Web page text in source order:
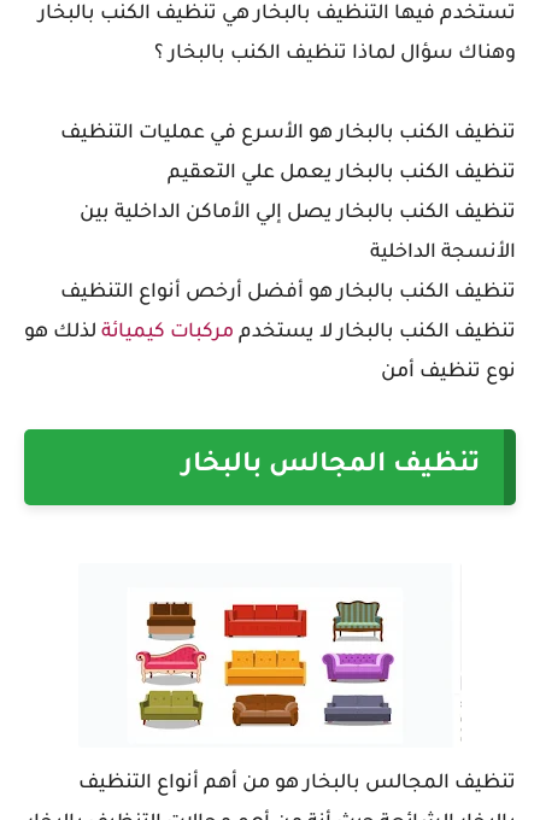
تستخدم فيها التنظيف بالبخار هي تنظيف الكنب بالبخار
وهناك سؤال لماذا تنظيف الكنب بالبخار ؟
تنظيف الكنب بالبخار هو الأسرع في عمليات التنظيف
تنظيف الكنب بالبخار يعمل علي التعقيم
تنظيف الكنب بالبخار يصل إلي الأماكن الداخلية بين
الأنسجة الداخلية
تنظيف الكنب بالبخار هو أفضل أرخص أنواع التنظيف
تنظيف الكنب بالبخار لا يستخدم مركبات كيميائة لذلك هو
نوع تنظيف أمن
تنظيف المجالس بالبخار
تنظيف المجالس بالبخار هو من أهم أنواع التنظيف